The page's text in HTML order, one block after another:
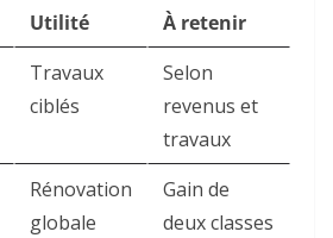
Utilité
À retenir
Travaux
ciblés
Selon
revenus et
travaux
Rénovation
globale
Gain de
deux classes